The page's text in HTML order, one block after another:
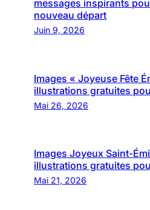
messages inspirants
nouveau départ
Juin 9, 2026
Images « Joyeuse Fête
illustrations gratuites
Mai 26, 2026
Images Joyeux Saint-
illustrations gratuites
Mai 21, 2026